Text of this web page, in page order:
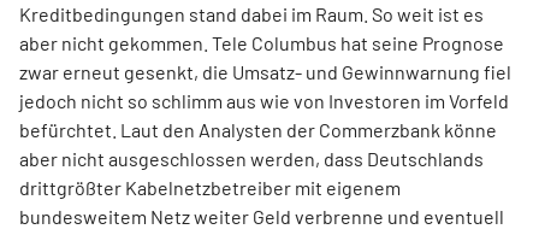
Kreditbedingungen stand dabei im Raum. So weit ist es
aber nicht gekommen. Tele Columbus hat seine Prognose
zwar erneut gesenkt, die Umsatz- und Gewinnwarnung fiel
jedoch nicht so schlimm aus wie von Investoren im Vorfeld
befürchtet. Laut den Analysten der Commerzbank könne
aber nicht ausgeschlossen werden, dass Deutschlands
drittgrößter Kabelnetzbetreiber mit eigenem
bundesweitem Netz weiter Geld verbrenne und eventuell